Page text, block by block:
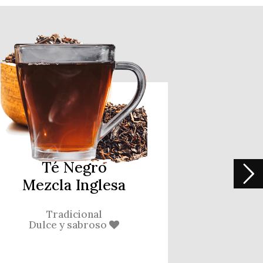
Té Negro
Mezcla Inglesa
Tradicional
Dulce y sabroso